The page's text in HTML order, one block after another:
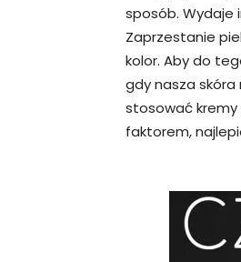
sposób. Wydaje
Zaprzestanie
kolor. Aby do
gdy nasza
stosować kremy
faktorem,